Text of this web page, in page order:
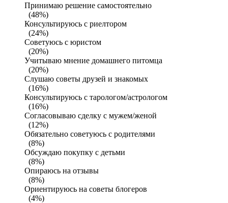
Принимаю решение самостоятельно
(48%)
Консультируюсь с риелтором
(24%)
Советуюсь с юристом
(20%)
Учитываю мнение домашнего питомца
(20%)
Слушаю советы друзей и знакомых
(16%)
Консультируюсь с тарологом/астрологом
(16%)
Согласовываю сделку с мужем/женой
(12%)
Обязательно советуюсь с родителями
(8%)
Обсуждаю покупку с детьми
(8%)
Опираюсь на отзывы
(8%)
Ориентируюсь на советы блогеров
(4%)